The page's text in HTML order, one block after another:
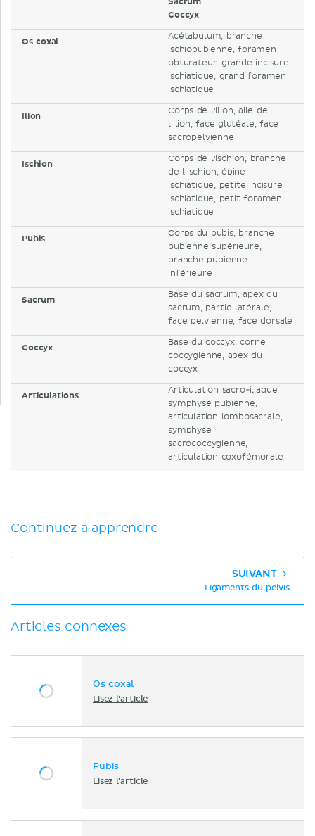
Coccyx
Os coxal
Acétabulum, branche
ischiopubienne, foramen
obturateur, grande incisure
ischiatique, grand foramen
ischiatique
Ilion
Corps de l'ilion, aile de
l'ilion, face glutéale, face
sacropelvienne
Ischion
Corps de l'ischion, branche
de l'ischion, épine
ischiatique, petite incisure
ischiatique, petit foramen
ischiatique
Pubis
Corps du pubis, branche
pubienne supérieure,
branche pubienne
inférieure
Sacrum
Base du sacrum, apex du
sacrum, partie latérale,
face pelvienne, face dorsale
Coccyx
Base du coccyx, corne
coccygienne, apex du
coccyx
Articulations
Articulation sacro-iliaque,
symphyse pubienne,
articulation lombosacrale,
symphyse
sacrococcygienne,
articulation coxofémorale
Continuez à apprendre
SUIVANT
Ligaments du pelvis
Articles connexes
Os coxal
Lisez l'article
Pubis
Lisez l'article